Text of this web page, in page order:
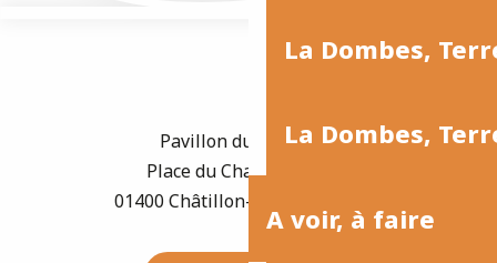
La Dombes,
La Dombes,
A voir, à faire
Pavillon du Tourisme
Place du Champ de Foire
01400 Châtillon-sur-Chalaronne